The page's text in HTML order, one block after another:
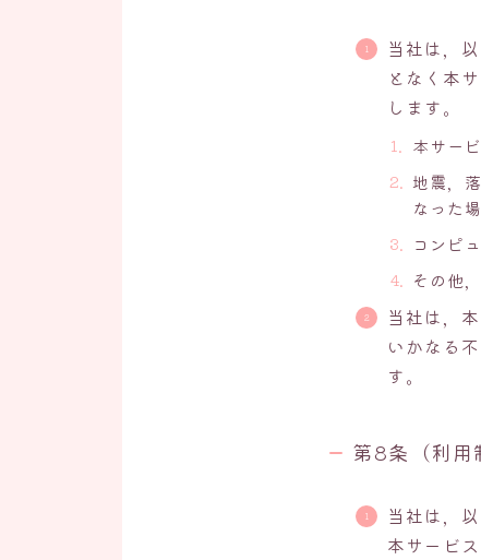
当社は，
となく本
します。
本サー
地震，
なった
コンピ
その他
当社は，
いかなる
す。
第8条（利用
当社は，
本サービ